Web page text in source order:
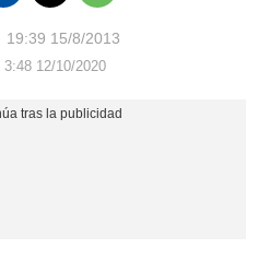
19:39 15/8/2013
12/10/2020